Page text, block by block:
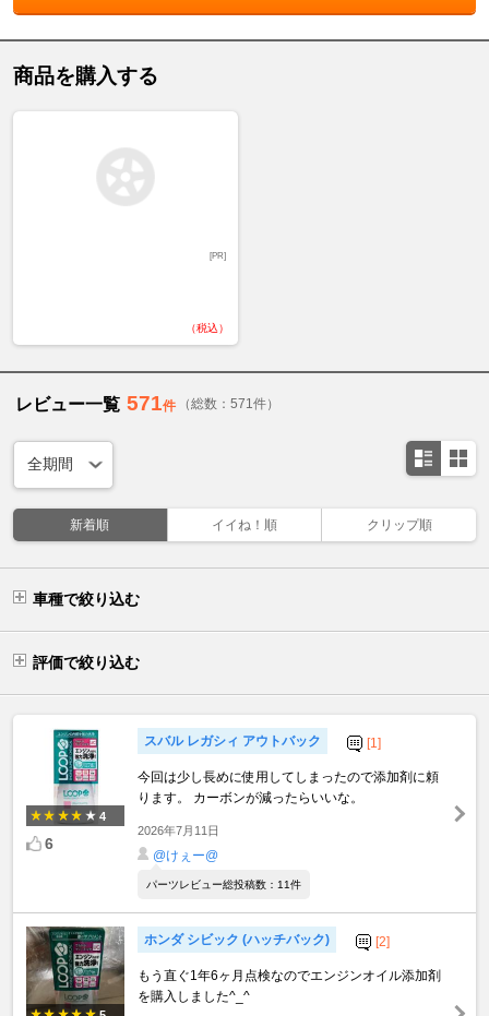
商品を購入する
[PR]
（税込）
レビュー一覧 571件 （総数：571件）
新着順 イイね！順 クリップ順
車種で絞り込む
評価で絞り込む
4
6
スバル レガシィ アウトバック [1]
今回は少し長めに使用してしまったので添加剤に頼
ります。 カーボンが減ったらいいな。
2026年7月11日
@けぇー@
パーツレビュー総投稿数：11件
ホンダ シビック (ハッチバック) [2]
もう直ぐ1年6ヶ月点検なのでエンジンオイル添加剤
を購入しました^_^